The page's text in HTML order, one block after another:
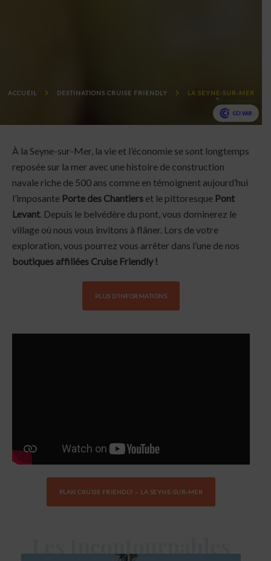
ACCUEIL DESTINATIONS CRUISE FRIENDLY LA SEYNE-SUR-MER
À la Seyne-sur-Mer, la vie et l’économie se sont longtemps
reposée sur la mer avec une histoire de construction
navale riche de 500 ans comme en témoignent aujourd’hui
l’imposante Porte des Chantiers et le pittoresque Pont
Levant. Depuis le belvédère du pont, vous dominerez le
village où nous vous invitons à flâner. Lors de votre
exploration, vous pourrez vous arrêter dans l’une de nos
boutiques affiliées Cruise Friendly !
PLUS D’INFORMATIONS
PLAN CRUISE FRIENDLY – LA SEYNE-SUR-MER
Les Incontournables